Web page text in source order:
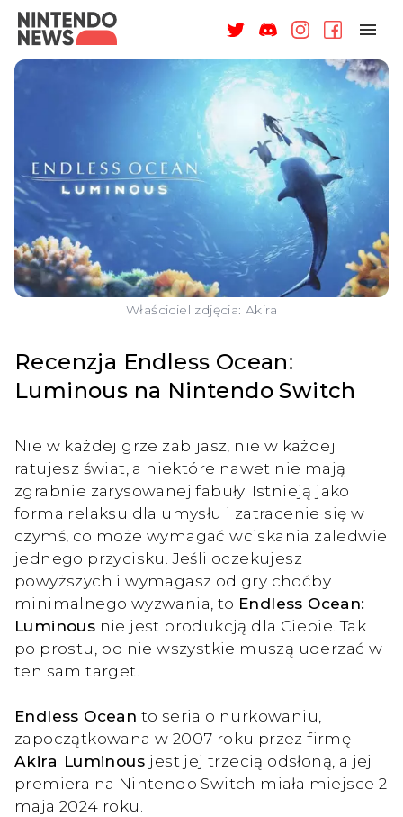
RECENZJE
ARTYKUŁY
WSPARCIE
O NAS
ZALOGUJ
Właściciel zdjęcia: Akira
Recenzja Endless Ocean:
Luminous na Nintendo Switch
Nie w każdej grze zabijasz, nie w każdej
ratujesz świat, a niektóre nawet nie mają
zgrabnie zarysowanej fabuły. Istnieją jako
forma relaksu dla umysłu i zatracenie się w
czymś, co może wymagać wciskania zaledwie
jednego przycisku. Jeśli oczekujesz
powyższych i wymagasz od gry choćby
minimalnego wyzwania, to Endless Ocean:
Luminous nie jest produkcją dla Ciebie. Tak
po prostu, bo nie wszystkie muszą uderzać w
ten sam target.
Endless Ocean to seria o nurkowaniu,
zapoczątkowana w 2007 roku przez firmę
Akira Luminous jest jej trzecią odsłoną, a jej
premiera na Nintendo Switch miała miejsce 2
maja 2024 roku.